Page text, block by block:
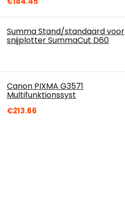
Summa Stand/standaard voor
snijplotter SummaCut D60
Canon PIXMA G3571
Multifunktionssyst
€213.66